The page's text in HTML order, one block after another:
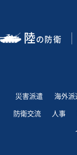
陸の防衛
災害派遣 海外派
防衛交流
人事